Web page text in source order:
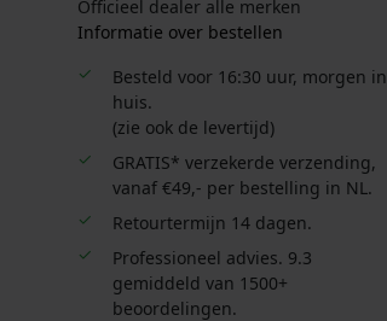
Officieel dealer alle merken
Informatie over bestellen
Besteld voor 16:30 uur, morgen in
huis.
(zie ook de levertijd)
GRATIS* verzekerde verzending,
vanaf €49,- per bestelling in NL.
Retourtermijn 14 dagen.
Professioneel advies. 9.3
gemiddeld van 1500+
beoordelingen.